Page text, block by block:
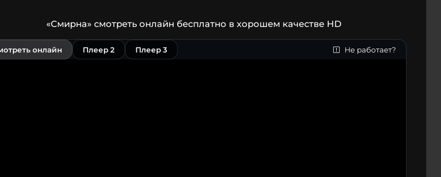
«Смирна» смотреть онлайн бесплатно в хорошем качестве HD
онлайн Плеер 2 Плеер 3 Не работает?